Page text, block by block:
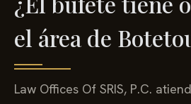
el área de
Law Offices Of SRIS, P.C.